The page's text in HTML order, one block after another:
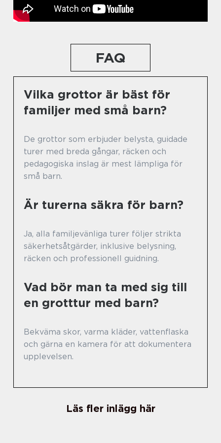
FAQ
Vilka grottor är bäst för
familjer med små barn?
De grottor som erbjuder belysta, guidade
turer med breda gångar, räcken och
pedagogiska inslag är mest lämpliga för
små barn.
Är turerna säkra för barn?
Ja, alla familjevänliga turer följer strikta
säkerhetsåtgärder, inklusive belysning,
räcken och professionell guidning.
Vad bör man ta med sig till
en grotttur med barn?
Bekväma skor, varma kläder, vattenflaska
och gärna en kamera för att dokumentera
upplevelsen.
Läs fler inlägg här